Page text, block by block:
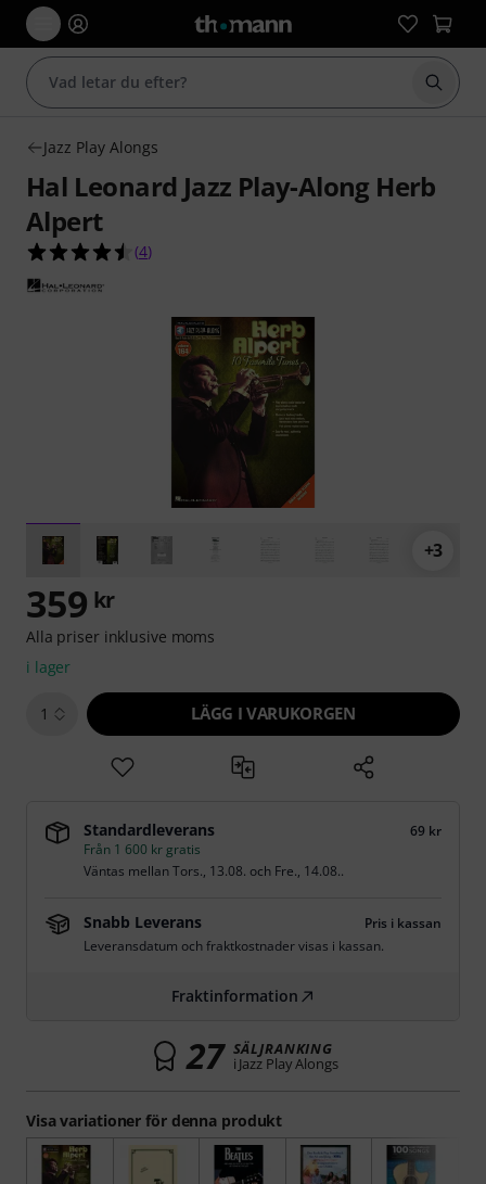
Börja
Jazz Play Alongs
Hal Leonard Jazz Play-Along Herb
Alpert
4.5 av 5 stjärnor från 4 kundbetyg
(4)
+3
Visa variationer för denna produkt
359 kr
Alla priser inklusive moms
i lager
1 LÄGG I VARUKORGEN
Standardleverans
69 kr
Från 1 600 kr gratis
Väntas mellanTors., 13.08. och Fre., 14.08..
Snabb Leverans
Pris i kassan
Leveransdatum och fraktkostnader visas i kassan.
Fraktinformation
27 SÄLJRANKING
i Jazz Play Alongs